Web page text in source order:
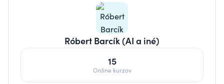
Róbert Barcík (AI a iné)
15
Online kurzov